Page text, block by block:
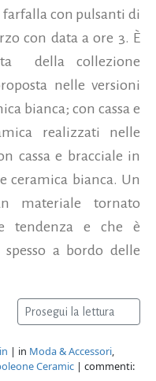
con pulsanti di
con data a ore 3. È
della collezione
nelle versioni
bianca; con cassa e
realizzati nelle
cassa e bracciale in
ceramica bianca. Un
materiale tornato
tendenza e che è
a bordo delle
Prosegui la lettura
| in Moda & Accessori,
Ceramic | commenti: